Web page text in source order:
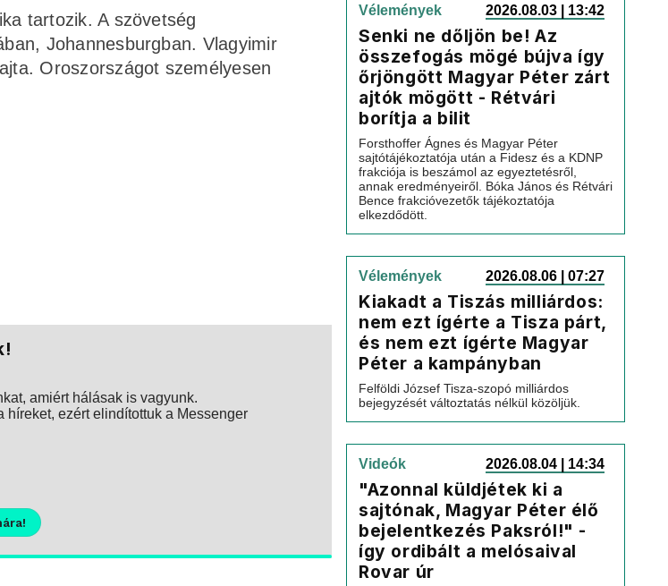
tartozik. A szövetség
Johannesburgban. Vlagyimir
Oroszországot személyesen
amiért hálásak is vagyunk.
ezért elindítottuk a Messenger
Vélemények 2026.08.03 | 13:42
Senki ne dőljön be! Az
összefogás mögé bújva így
őrjöngött Magyar Péter zárt
ajtók mögött - Rétvári
borítja a bilit
Forsthoffer Ágnes és Magyar Péter
sajtótájékoztatója után a Fidesz és a KDNP
frakciója is beszámol az egyeztetésről,
annak eredményeiről. Bóka János és Rétvári
Bence frakcióvezetők tájékoztatója
elkezdődött.
Vélemények 2026.08.06 | 07:27
Kiakadt a Tiszás milliárdos:
nem ezt ígérte a Tisza párt,
és nem ezt ígérte Magyar
Péter a kampányban
Felföldi József Tisza-szopó milliárdos
bejegyzését változtatás nélkül közöljük.
Videók 2026.08.04 | 14:34
"Azonnal küldjétek ki a
sajtónak, Magyar Péter élő
bejelentkezés Paksról!" -
így ordibált a melósaival
Rovar úr